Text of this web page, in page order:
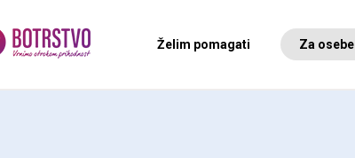
Želim pomagati Za osebe